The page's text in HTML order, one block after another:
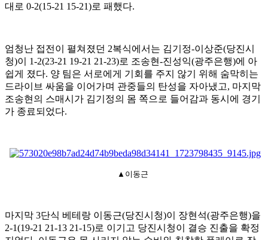
대로 0-2(15-21 15-21)로 패했다.
엄청난 접전이 펼쳐졌던 2복식에서는 김기정-이상준(당진시
청)이 1-2(23-21 19-21 21-23)로 조송현-진성익(광주은행)에 아
쉽게 졌다. 양 팀은 서로에게 기회를 주지 않기 위해 숨막히는
드라이브 싸움을 이어가며 관중들의 탄성을 자아냈고, 마지막
조송현의 스매시가 김기정의 몸 쪽으로 들어감과 동시에 경기
가 종료되었다.
▲이동근
마지막 3단식 베테랑 이동근(당진시청)이 장현석(광주은행)을
2-1(19-21 21-13 21-15)로 이기고 당진시청이 결승 진출을 확정